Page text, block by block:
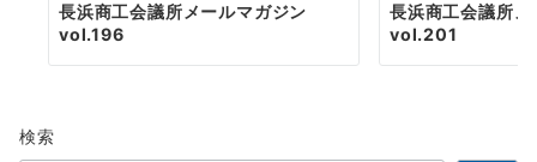
長浜商工会議所メールマガジン
vol.196
長浜商工会議所
vol.201
検索